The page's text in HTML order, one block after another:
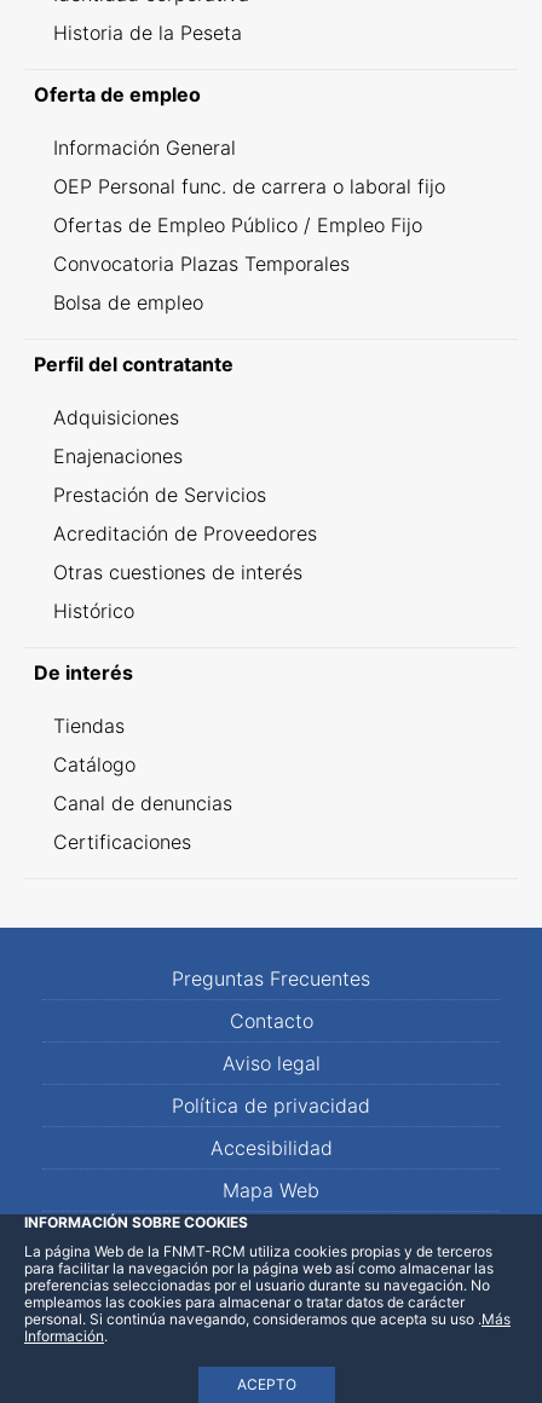
Historia de la Peseta
Oferta de empleo
Información General
OEP Personal func. de carrera o laboral fijo
Ofertas de Empleo Público / Empleo Fijo
Convocatoria Plazas Temporales
Bolsa de empleo
Perfil del contratante
Adquisiciones
Enajenaciones
Prestación de Servicios
Acreditación de Proveedores
Otras cuestiones de interés
Histórico
De interés
Tiendas
Catálogo
Canal de denuncias
Certificaciones
Preguntas Frecuentes
Contacto
Aviso legal
Política de privacidad
Accesibilidad
Mapa Web
LinkedInFacebookWhatsApp
INFORMACIÓN SOBRE COOKIES
La página Web de la FNMT-RCM utiliza cookies propias y de terceros
para facilitar la navegación por la página web así como almacenar las
preferencias seleccionadas por el usuario durante su navegación. No
empleamos las cookies para almacenar o tratar datos de carácter
personal. Si continúa navegando, consideramos que acepta su uso
ACEPTO
.Más
Información.